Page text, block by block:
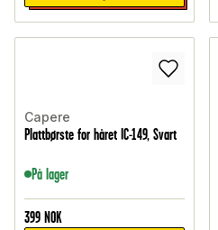
Capere
Plattbørste for håret IC-149, Svart
På lager
399 NOK